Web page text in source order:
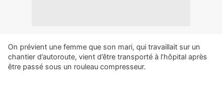
On prévient une femme que son mari, qui travaillait sur un
chantier d’autoroute, vient d’être transporté à l’hôpital après
être passé sous un rouleau compresseur.